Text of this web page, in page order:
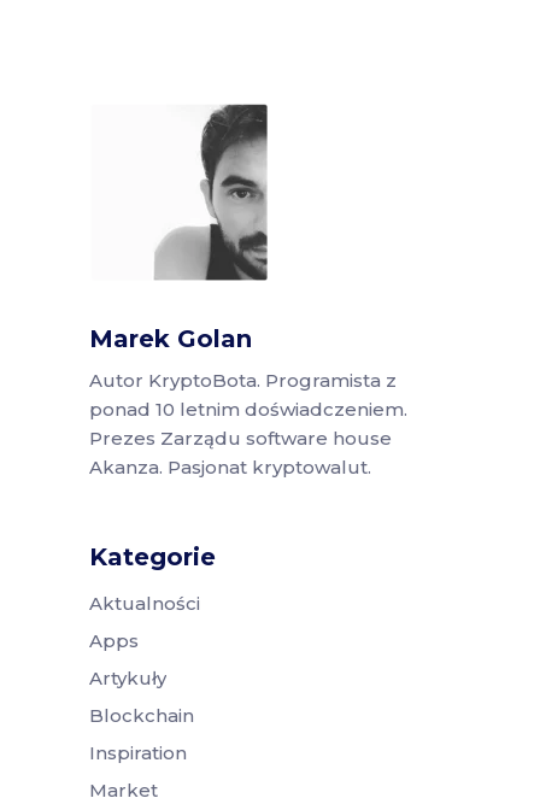
Marek Golan
Autor KryptoBota. Programista z
ponad 10 letnim doświadczeniem.
Prezes Zarządu software house
Akanza. Pasjonat kryptowalut.
Kategorie
Aktualności
Apps
Artykuły
Blockchain
Inspiration
Market